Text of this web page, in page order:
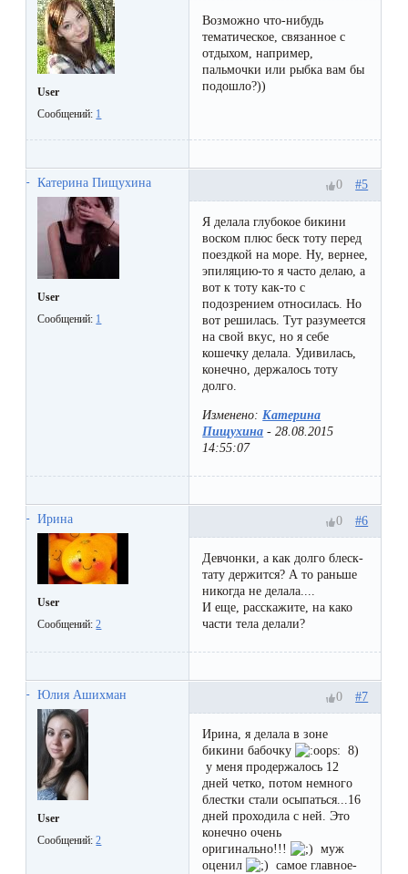
нужно
знать
перед
визитом
Рекомендации
уходу
за
кожей
Виды
воска
для
депиляции
Эпиляция
депиляция?
User
Сообщений: 1
Возможно что-нибудь
тематическое, связанное с
отдыхом, например,
пальмочки или рыбка вам бы
подошло?))
Катерина Пищухина
User
Сообщений: 1
#5
0
Я делала глубокое бикини
воском плюс беск тоту перед
поездкой на море. Ну, вернее,
эпиляцию-то я часто делаю, а
вот к тоту как-то с
подозрением относилась. Но
вот решилась. Тут разумеется
на свой вкус, но я себе
кошечку делала. Удивилась,
конечно, держалось тоту
долго.
Изменено:Катерина
Пищухина -28.08.2015
14:55:07
Ирина
User
Сообщений:2
#6
0
Девчонки, а как долго блеск-
тату держится? А то раньше
никогда не делала....
И еще, расскажите, на како
части тела делали?
Юлия Ашихман
User
Сообщений:2
#7
0
Ирина, я делала в зоне
бикини бабочку
8)
у меня продержалось 12
дней четко, потом немного
блестки стали осыпаться...16
дней проходила с ней. Это
конечно очень
оригинально!!!
муж
оценил
самое главное-